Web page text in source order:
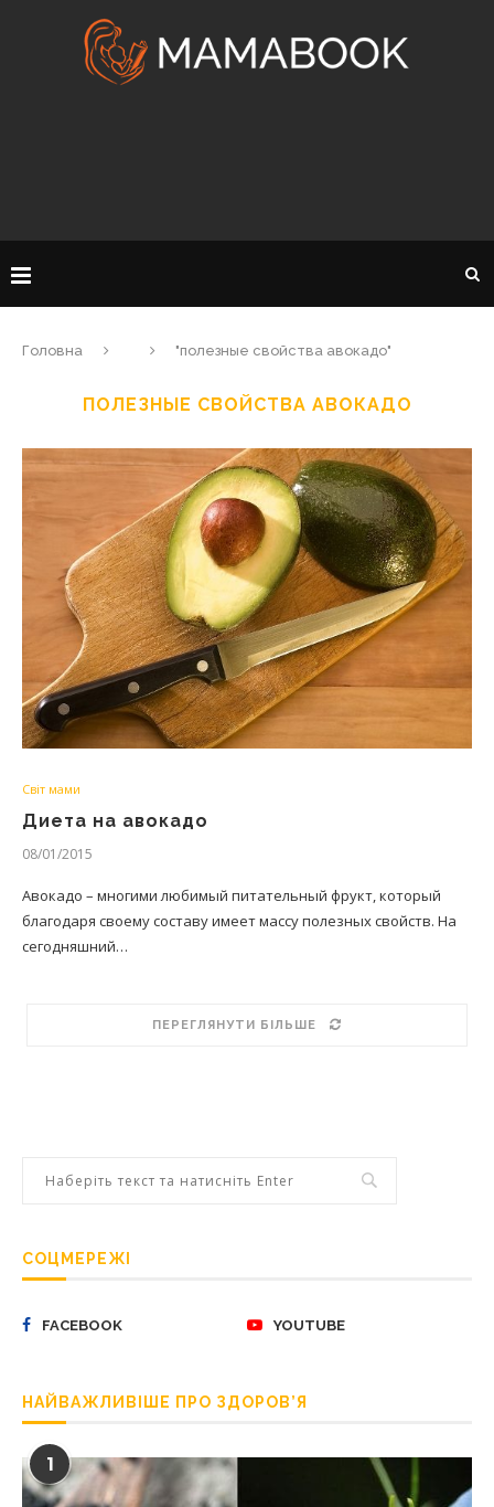
Головна "полезные свойства авокадо"
ПОЛЕЗНЫЕ СВОЙСТВА АВОКАДО
Світ мами
Диета на авокадо
08/01/2015
Авокадо – многими любимый питательный фрукт, который
благодаря своему составу имеет массу полезных свойств. На
сегодняшний…
ПЕРЕГЛЯНУТИ БІЛЬШЕ
СОЦМЕРЕЖІ
FACEBOOK YOUTUBE
НАЙВАЖЛИВІШЕ ПРО ЗДОРОВ’Я
1